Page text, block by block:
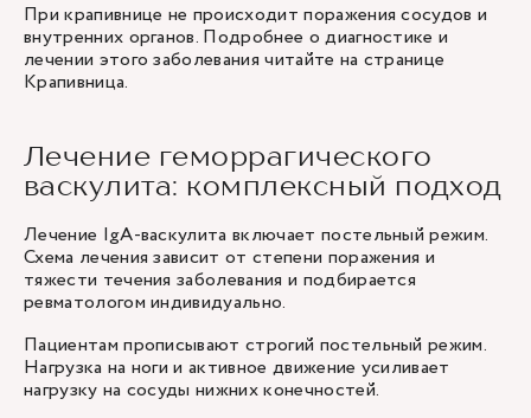
При крапивнице не происходит поражения сосудов и
внутренних органов. Подробнее о диагностике и
лечении этого заболевания читайте на странице
Крапивница.
Лечение геморрагического
васкулита: комплексный подход
Лечение IgA-васкулита включает постельный режим.
Схема лечения зависит от степени поражения и
тяжести течения заболевания и подбирается
ревматологом индивидуально.
Пациентам прописывают строгий постельный режим.
Нагрузка на ноги и активное движение усиливает
нагрузку на сосуды нижних конечностей.